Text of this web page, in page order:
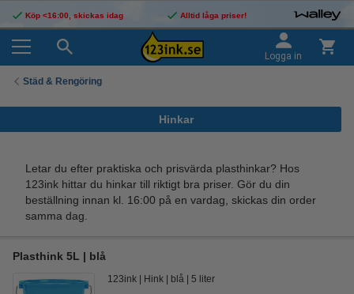
Köp <16:00, skickas idag Alltid låga priser!
Logga in
Städ & Rengöring
Hinkar
Letar du efter praktiska och prisvärda plasthinkar? Hos
123ink hittar du hinkar till riktigt bra priser. Gör du din
beställning innan kl. 16:00 på en vardag, skickas din order
samma dag.
Plasthink 5L | blå
123ink Hink blå 5 liter